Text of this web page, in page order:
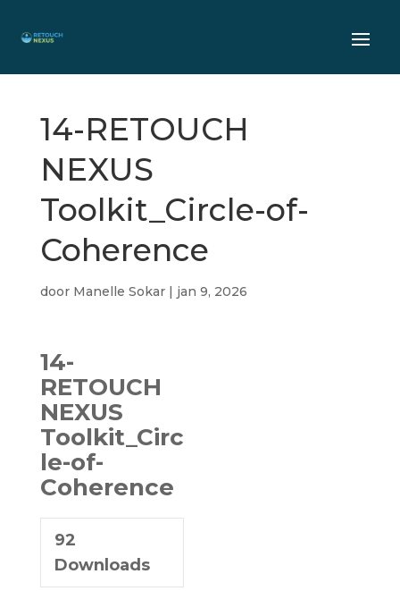
14-RETOUCH
NEXUS
Toolkit_Circle-of-
Coherence
door Manelle Sokar| jan 9, 2026
14-
RETOUCH
NEXUS
Toolkit_Circ
le-of-
Coherence
92
Downloads